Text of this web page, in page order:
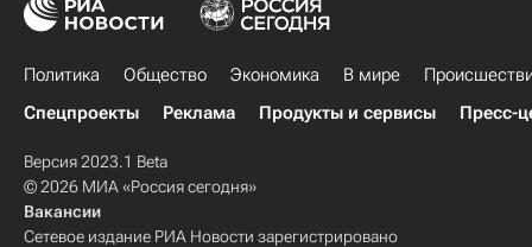
Политика Общество Экономика В мире
Спецпроекты
Реклама Продукты и сервисы Пресс-
Версия 2023.1 Beta
© 2026 МИА «Россия сегодня»
Вакансии
Сетевое издание РИА Новости зарегистрировано